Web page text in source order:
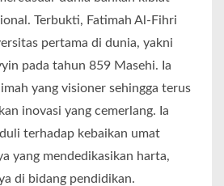
Terbukti, Fatimah Al-Fihri
pertama di dunia, yakni
pada tahun 859 Masehi. Ia
yang visioner sehingga terus
inovasi yang cemerlang. Ia
terhadap kebaikan umat
yang mendedikasikan harta,
di bidang pendidikan.